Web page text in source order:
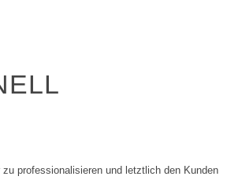
professionalisieren und letztlich den Kunden